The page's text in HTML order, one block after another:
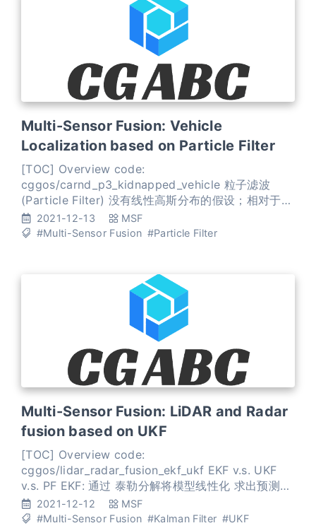
Multi-Sensor Fusion: Vehicle
Localization based on Particle Filter
[TOC] Overview code:
cggos/carnd_p3_kidnapped_vehicle 粒子滤波
(Particle Filter) 没有线性高斯分布的假设；相对于直
方图滤波，粒子滤波(Particle Filter)不需要对状态空
间进行区间划分。粒子滤波算法采用很多粒子对置信
2021-12-13
MSF
#Multi-Sensor Fusion #Particle Filter
Multi-Sensor Fusion: LiDAR and Radar
fusion based on UKF
[TOC] Overview code:
cggos/lidar_radar_fusion_ekf_ukf EKF v.s. UKF
v.s. PF EKF: 通过 泰勒分解将模型线性化 求出预测模
型的概率均值和方差 线性、高斯 对于非线性问题，
EKF除了计算量大，还有线性误差的影响 UKF: 通过
2021-12-12
MSF
#Multi-Sensor Fusion #Kalman Filter #UKF